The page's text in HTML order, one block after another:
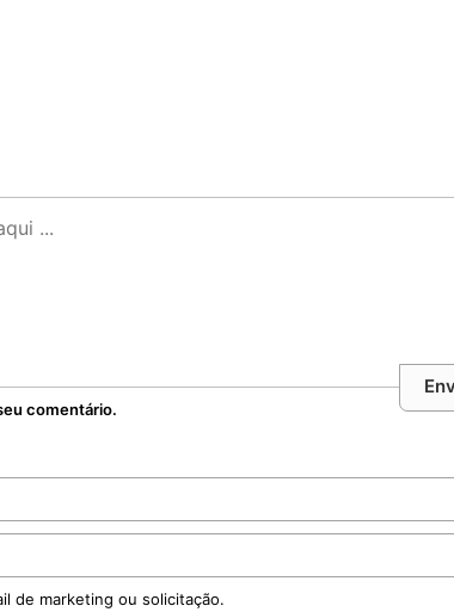
comentário.
de marketing ou solicitação.